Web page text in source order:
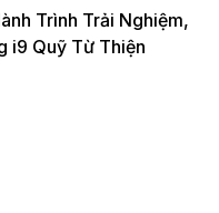
Trình Trải Nghiệm,
i9 Quỹ Từ Thiện